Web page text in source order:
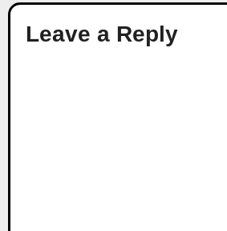
Leave a Reply